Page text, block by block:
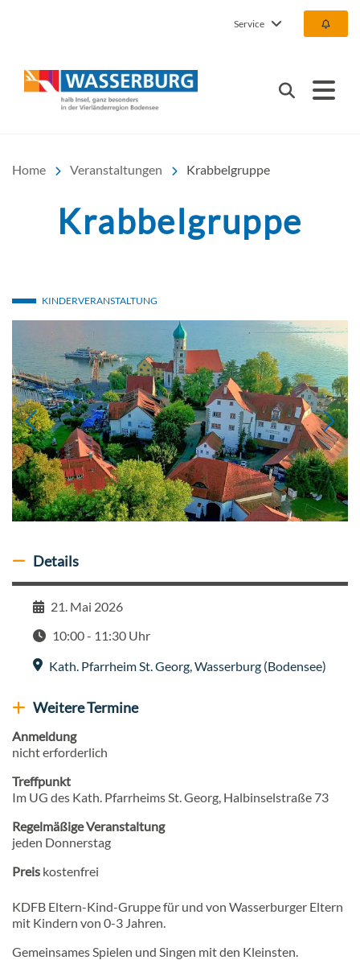
Service
Urlaub | Ferien | Hotel |
Suchen
Home Veranstaltungen Krabbelgruppe
Krabbelgruppe
KINDERVERANSTALTUNG
Details ausblenden
Details
Datum21. Mai 2026
Zeit10:00 - 11:30 Uhr
Veranstaltungsort
Kath. Pfarrheim St. Georg,Wasserburg (Bodensee)
Weitere Veranstaltungen anzeigen
Weitere Termine
Anmeldung
nicht erforderlich
Treffpunkt
Im UG des Kath. Pfarrheims St. Georg, Halbinselstraße 73
Regelmäßige Veranstaltung
jeden Donnerstag
Preis kostenfrei
KDFB Eltern-Kind-Gruppe für und von Wasserburger Eltern
mit Kindern von 0-3 Jahren.
Gemeinsames Spielen und Singen mit den Kleinsten.